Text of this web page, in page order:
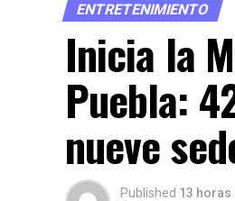
detalle en el
ENTRETENIMIENTO
Inicia la
Puebla:
nueve
Published 13 horas